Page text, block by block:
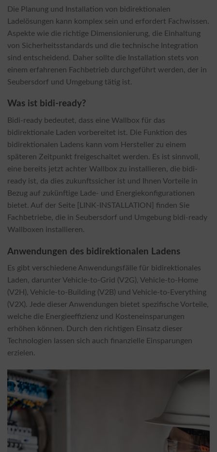
Die Planung und Installation von bidirektionalen
Ladelösungen kann komplex sein und erfordert Fachwissen.
Aspekte wie die richtige Dimensionierung, die Einhaltung
von Sicherheitsstandards und die technische Integration
sind entscheidend. Daher sollte die Installation stets von
einem erfahrenen Fachbetrieb durchgeführt werden, der in
Seubersdorf und Umgebung tätig ist.
Was ist bidi-ready?
Bidi-ready bedeutet, dass eine Wallbox für das
bidirektionale Laden vorbereitet ist. Die Funktion des
bidirektionalen Ladens kann vom Hersteller zu einem
späteren Zeitpunkt freigeschaltet werden. Es ist sinnvoll,
eine bereits jetzt achter Wallbox zu installieren, die bidi-
ready ist, da dies zukunftssicher ist und Ihnen Vorteile in
Bezug auf zukünftige Lade- und Energiekonfigurationen
bietet. Auf der Seite [LINK-INSTALLATION] finden Sie
Fachbetriebe, die in Seubersdorf und Umgebung bidi-ready
Wallboxen installieren.
Anwendungen des bidirektionalen Ladens
Es gibt verschiedene Anwendungsfälle für bidirektionales
Laden, darunter Vehicle-to-Grid (V2G), Vehicle-to-Home
(V2H), Vehicle-to-Building (V2B) und Vehicle-to-Everything
(V2X). Jede dieser Anwendungen bietet spezifische Vorteile,
welche die Energieeffizienz und Kosteneinsparungen
erhöhen können. Durch den richtigen Einsatz dieser
Technologien lassen sich auch finanzielle Einsparungen
erzielen.